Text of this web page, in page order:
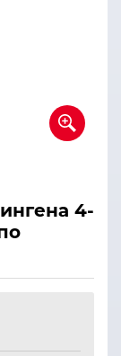
4-